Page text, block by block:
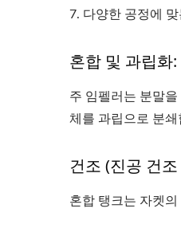
7. 다양한 공정에
혼합 및 과립화:
주 임펠러는 분말
체를 과립으로 분쇄
건조 (진공 건
혼합 탱크는 자켓